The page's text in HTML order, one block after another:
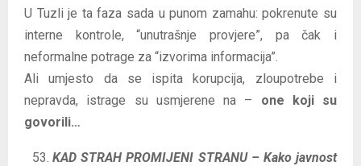
U Tuzli je ta faza sada u punom zamahu: pokrenute su
interne kontrole, “unutrašnje provjere”, pa čak i
neformalne potrage za “izvorima informacija”.
Ali umjesto da se ispita korupcija, zloupotrebe i
nepravda, istrage su usmjerene na – one koji su
govorili…
KAD STRAH PROMIJENI STRANU – Kako javnost